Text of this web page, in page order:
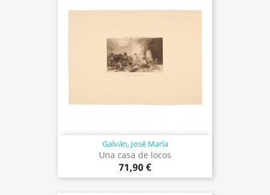
Galván, José María
Una casa de locos
71,90 €